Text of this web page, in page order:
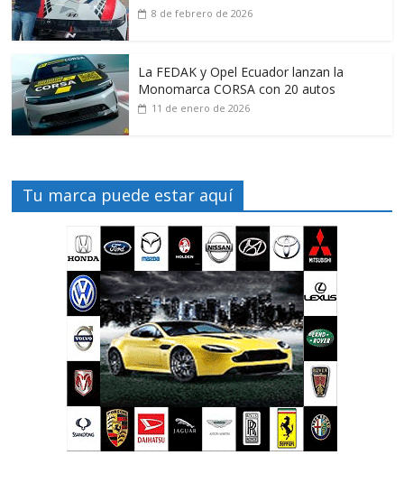
8 de febrero de 2026
La FEDAK y Opel Ecuador lanzan la
Monomarca CORSA con 20 autos
11 de enero de 2026
Tu marca puede estar aquí